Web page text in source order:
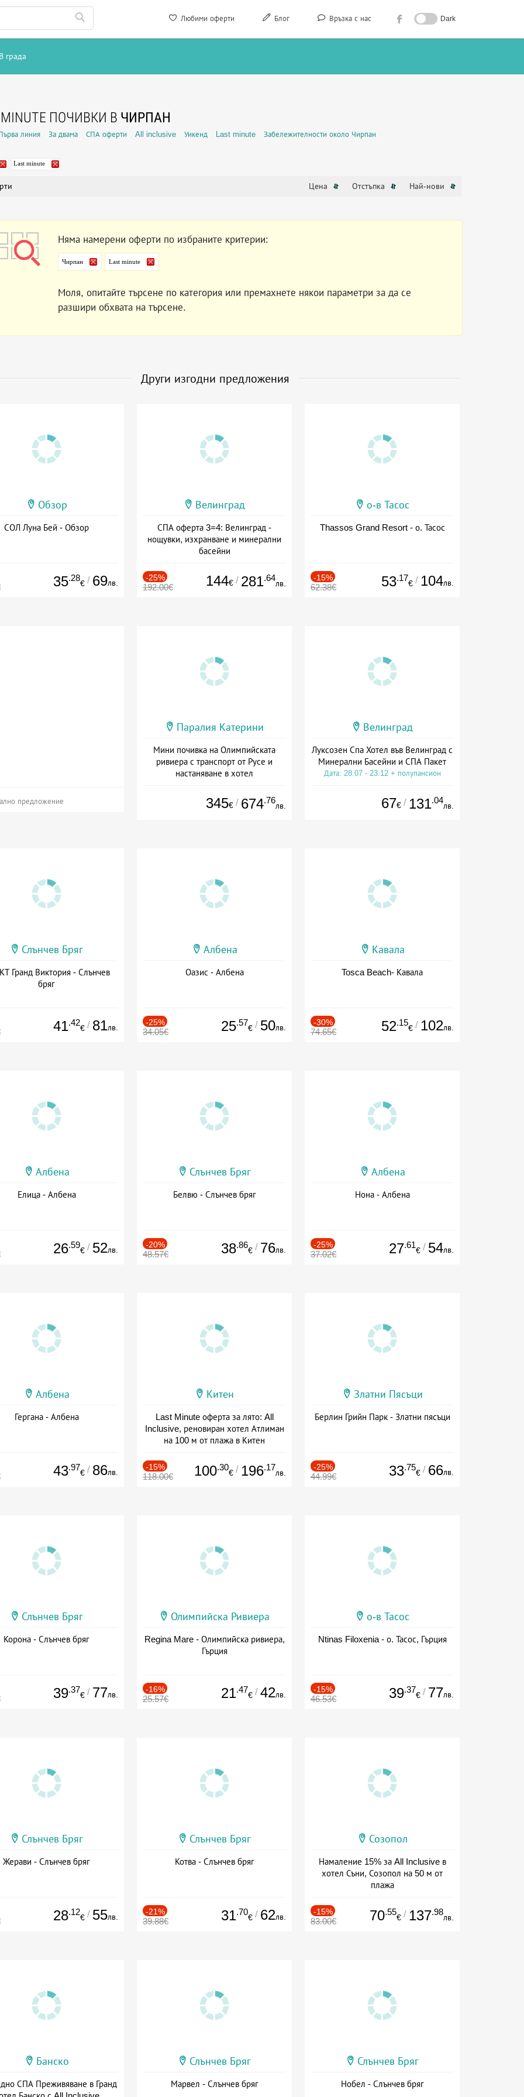
Любими оферти Блог Връзка с нас Dark
В града
MINUTE ПОЧИВКИ В ЧИРПАН
линия За двама СПА оферти All inclusive Уикенд Last minute Забележителности около Чирпан
Last minute
Цена Отстъпка Най-нови
Няма намерени оферти по избраните критерии:
Чирпан Last minute
Моля, опитайте търсене по категория или премахнете някои параметри за да се
разшири обхвата на търсене.
Други изгодни предложения
Обзор
СОЛ Луна Бей - Обзор
35.28
€ / 69лв.
Велинград
СПА оферта 3=4: Велинград -
нощувки, изхранване и минерални
басейни
-25%
192.00€ 144€ / 281.64
лв.
о-в Тасос
Thassos Grand Resort - о. Тасос
-15%
62.38€ 53.17
€ / 104лв.
предложение
Паралия Катерини
Мини почивка на Олимпийската
ривиера с транспорт от Русе и
настаняване в хотел
345€ / 674.76
лв.
Велинград
Луксозен Спа Хотел във Велинград с
Минерални Басейни и СПА Пакет
Дата: 28.07 - 23.12 + полупансион
67€ / 131.04
лв.
Слънчев Бряг
Гранд Виктория - Слънчев
бряг
41.42
€ / 81лв.
Албена
Оазис - Албена
-25%
34.05€ 25.57
€ / 50лв.
Кавала
Tosca Beach- Кавала
-30%
74.65€ 52.15
€ / 102лв.
Албена
Елица - Албена
26.59
€ / 52лв.
Слънчев Бряг
Белвю - Слънчев бряг
-20%
48.57€ 38.86
€ / 76лв.
Албена
Нона - Албена
-25%
37.02€ 27.61
€ / 54лв.
Албена
Гергана - Албена
43.97
€ / 86лв.
Китен
Last Minute оферта за лято: All
Inclusive, реновиран хотел Атлиман
на 100 м от плажа в Китен
-15%
118.00€ 100.30
€ / 196.17
лв.
Златни Пясъци
Берлин Грийн Парк - Златни пясъци
-25%
44.99€ 33.75
€ / 66лв.
Слънчев Бряг
Корона - Слънчев бряг
39.37
€ / 77лв.
Олимпийска Ривиера
Regina Mare - Олимпийска ривиера,
Гърция
-16%
25.57€ 21.47
€ / 42лв.
о-в Тасос
Ntinas Filoxenia - о. Тасос, Гърция
-15%
46.53€ 39.37
€ / 77лв.
Слънчев Бряг
Жерави - Слънчев бряг
28.12
€ / 55лв.
Слънчев Бряг
Котва - Слънчев бряг
-21%
39.88€ 31.70
€ / 62лв.
Созопол
Намаление 15% за All Inclusive в
хотел Съни, Созопол на 50 м от
плажа
-15%
83.00€ 70.55
€ / 137.98
лв.
Банско
СПА Преживяване в Гранд
Слънчев Бряг
Марвел - Слънчев бряг
Слънчев Бряг
Нобел - Слънчев бряг